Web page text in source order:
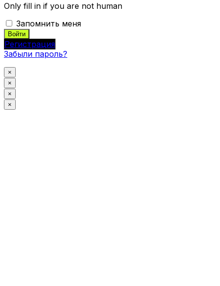
Only fill in if you are not human
Запомнить меня
Регистрация
Забыли пароль?
×
×
×
×